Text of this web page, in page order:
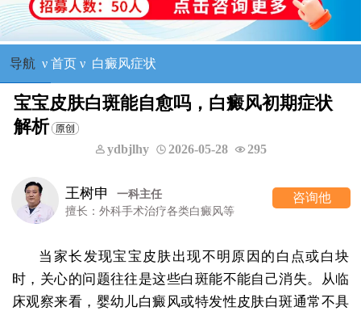
导航 ν 首页ν 白癜风症状
宝宝皮肤白斑能自愈吗，白癜风初期症状
解析
ydbjlhy 2026-05-28 295
王树申
一科主任
擅长：外科手术治疗各类白癜风等
咨询他
当家长发现宝宝皮肤出现不明原因的白点或白块
时，关心的问题往往是这些白斑能不能自己消失。从临
床观察来看，婴幼儿白癜风或特发性皮肤白斑通常不具